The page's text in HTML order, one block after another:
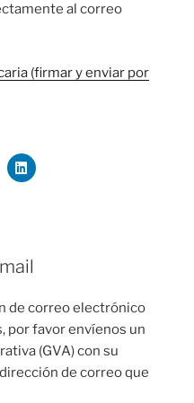
al correo
(firmar y enviar por
de correo electrónico
por favor envíenos un
(GVA) con su
de correo que